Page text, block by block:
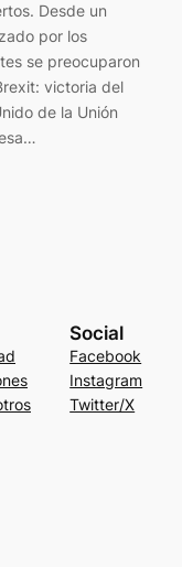
Desde un
por los
se preocuparon
victoria del
de la Unión
Social
Facebook
Instagram
Twitter/X